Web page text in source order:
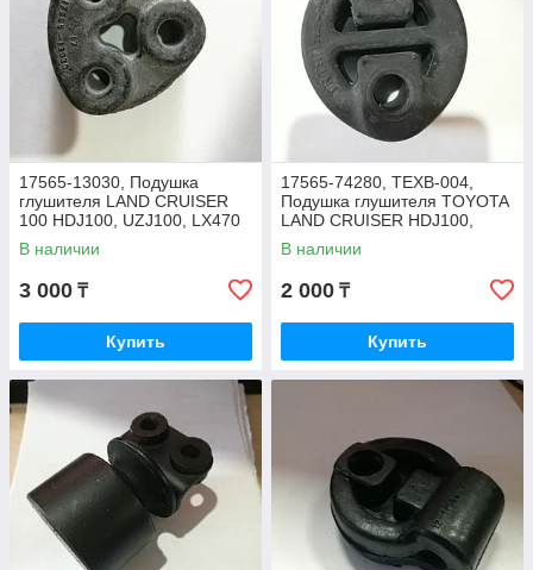
17565-13030, Подушка
глушителя LAND CRUISER
100 HDJ100, UZJ100, LX470
UZJ100, ORIGINAL
В наличии
3 000 ₸
Купить
17565-74280, TEXB-004,
Подушка глушителя TOYOTA
LAND CRUISER HDJ100,
UZJ100, LX470 UZJ100,
YARIS NCP10, EEP
В наличии
2 000 ₸
Купить